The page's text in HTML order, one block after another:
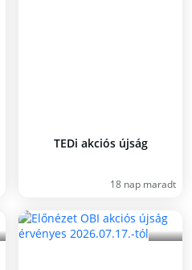
TEDi akciós újság
18 nap maradt